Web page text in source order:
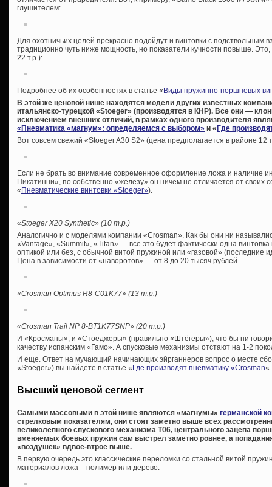
глушителем:
Для охотничьих целей прекрасно подойдут и винтовки с подствольным
традиционно чуть ниже мощность, но показатели кучности повыше.
22 т.р.):
Подробнее об их особенностях в статье «Виды пружинно-поршневых
В этой же ценовой нише находятся модели других известных
итальянско-турецкой «Stoeger» (производятся в КНР). Все они —
исключением внешних отличий, в рамках одного производителя
«Пневматика «магнум»: определяемся с выбором» и «Где
Вот совсем свежий «Stoeger A30 S2» (цена предполагается в районе 12
Если не брать во внимание современное оформление ложа и наличие
Пикатинни», по собственно «железу» он ничем не отличается от своих
«Пневматические винтовки «Stoeger»).
«Stoeger X20 Synthetic» (10 т.р.)
Аналогично и с моделями компании «Crosman». Как бы они ни
«Vantage», «Summit», «Titan» — все это будет фактически одна
оптикой или без, с обычной витой пружиной или «газовой»
Цена в зависимости от «наворотов» — от 8 до 20 тысяч рублей.
«Crosman Optimus R8-C01K77» (13 т.р.)
«Crosman Trail NP 8-BT1K77SNP» (20 т.р.)
И «Кросманы», и «Стоеджеры» (правильно «Штёгеры»), что бы ни
качеству испанским «Гамо». А спусковые механизмы отстают на 1-2
И еще. Ответ на мучающий начинающих эйрганнеров вопрос о месте
«Stoeger») вы найдете в статье «Где производят пневматику «Crosman«.
Высший ценовой сегмент
Самыми массовыми в этой нише являются «магнумы» германской
стрелковым показателям, они стоят заметно выше всех
великолепного спускового механизма Т06, центрального зацепа
вменяемых боевых пружин сам выстрел заметно ровнее, а
«воздушек» вдвое-втрое выше.
В первую очередь это классические переломки со стальной витой
материалов ложа – полимер или дерево.